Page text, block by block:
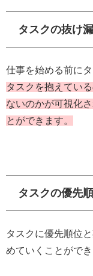
タスクの抜け
仕事を始める前に
タスクを抱えてい
ないのかが可視化
とができます。
タスクの優先
タスクに優先順位
めていくことができ